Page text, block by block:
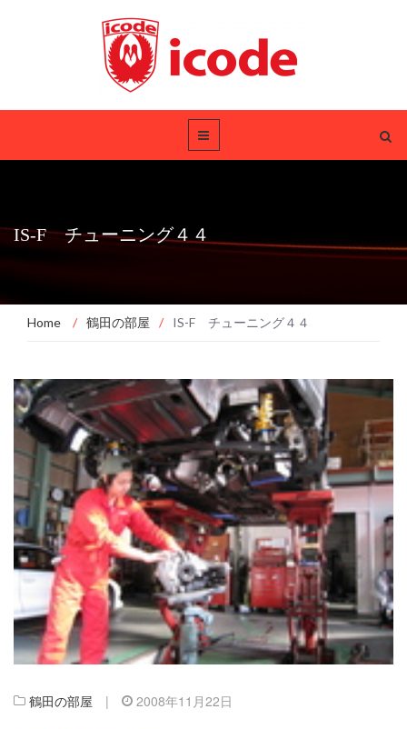
IS-F チューニング４４
Home / 鶴田の部屋 / IS-F チューニング４４
鶴田の部屋 | 2008年11月22日